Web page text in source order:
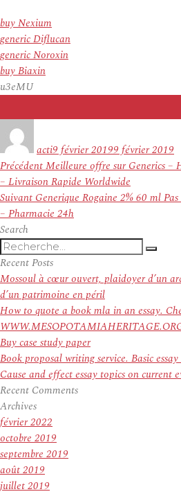
buy Nexium
generic Diflucan
generic Noroxin
buy Biaxin
u3eMU
actile
9 février 20199 février 2019
Navigation
de
l’article
PrécédentArticle
précédent :
Meilleure offre sur Generics
– Livraison Rapide Worldwide
Suivant Article
suivant :
Generique Rogaine 2% 60 ml
– Pharmacie 24h
Search
Recherche
pour
:
Recent Posts
Mossoul à cœur ouvert, plaidoyer d’un
d’un patrimoine en péril
How to quote a book mla in an essay.
Buy case study paper
Book proposal writing service. Basic
Cause and effect essay topics on current
Recent Comments
Archives
février 2022
octobre 2019
septembre 2019
août 2019
juillet 2019